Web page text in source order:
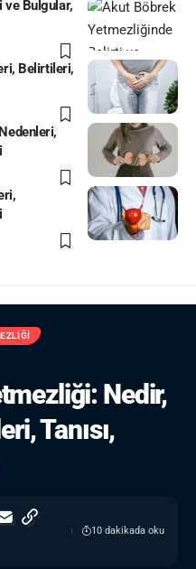
Bulgular,
Belirtileri,
Nedir,
Tanısı,
10 dakikada oku